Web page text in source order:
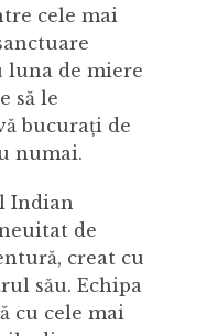
cele mai
de miere
să le
bucurați de
numai.
Indian
de
creat cu
său. Echipa
cu cele mai